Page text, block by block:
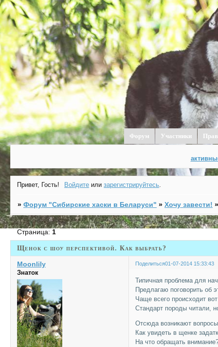
Форум Участники
Привет, Гость! Войдите илизарегистрируйтесь.
»Форум "Cибирские хаски в Беларуси" »Хочу завести!
Щенок с шоу перспективой. Как выбрать?
Страница: 1
Поделиться01-07-2014 15:33:43
Moonlily
Знаток
Типичная проблема для
Предлагаю поговорить об
Чаще всего происходит
Стандарт породы читали,
Отсюда возникают
Как увидеть в щенке
На что обращать